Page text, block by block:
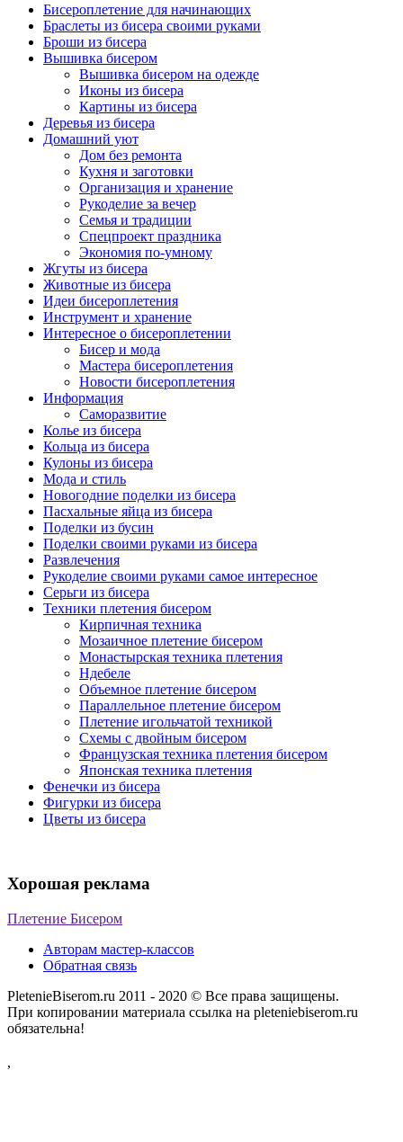
Бисероплетение для начинающих
Браслеты из бисера своими руками
Броши из бисера
Вышивка бисером
Вышивка бисером на одежде
Иконы из бисера
Картины из бисера
Деревья из бисера
Домашний уют
Дом без ремонта
Кухня и заготовки
Организация и хранение
Рукоделие за вечер
Семья и традиции
Спецпроект праздника
Экономия по-умному
Жгуты из бисера
Животные из бисера
Идеи бисероплетения
Инструмент и хранение
Интересное о бисероплетении
Бисер и мода
Мастера бисероплетения
Новости бисероплетения
Информация
Саморазвитие
Колье из бисера
Кольца из бисера
Кулоны из бисера
Мода и стиль
Новогодние поделки из бисера
Пасхальные яйца из бисера
Поделки из бусин
Поделки своими руками из бисера
Развлечения
Рукоделие своими руками самое интересное
Серьги из бисера
Техники плетения бисером
Кирпичная техника
Мозаичное плетение бисером
Монастырская техника плетения
Ндебеле
Объемное плетение бисером
Параллельное плетение бисером
Плетение игольчатой техникой
Схемы с двойным бисером
Французская техника плетения бисером
Японская техника плетения
Фенечки из бисера
Фигурки из бисера
Цветы из бисера
Хорошая реклама
Плетение Бисером
Авторам мастер-классов
Обратная связь
PletenieBiserom.ru 2011 - 2020 © Все права защищены.
При копировании материала ссылка на pleteniebiserom.ru
обязательна!
,